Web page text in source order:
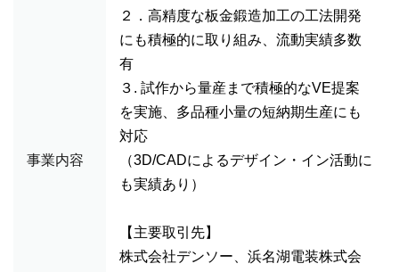
事業内容
２．高精度な板金鍛造加工の工法開発
にも積極的に取り組み、流動実績多数
有
３. 試作から量産まで積極的なVE提案
を実施、多品種小量の短納期生産にも
対応
（3D/CADによるデザイン・イン活動に
も実績あり）
【主要取引先】
株式会社デンソー、浜名湖電装株式会